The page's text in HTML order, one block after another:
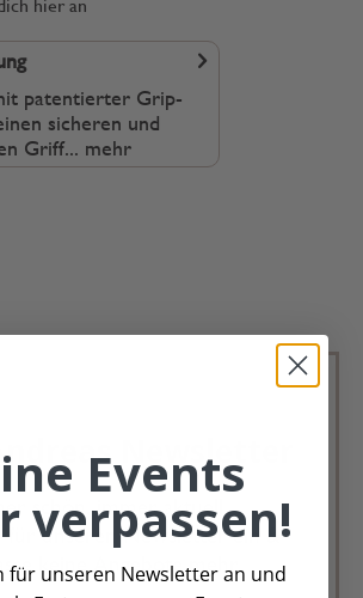
hier an
patentierter Grip-
sicheren und
Griff... mehr
Newsletter
schön, immer aktuell.
für unseren Newsletter ein &
keine Angebote mehr
Events
verpassen!
für unseren Newsletter an und